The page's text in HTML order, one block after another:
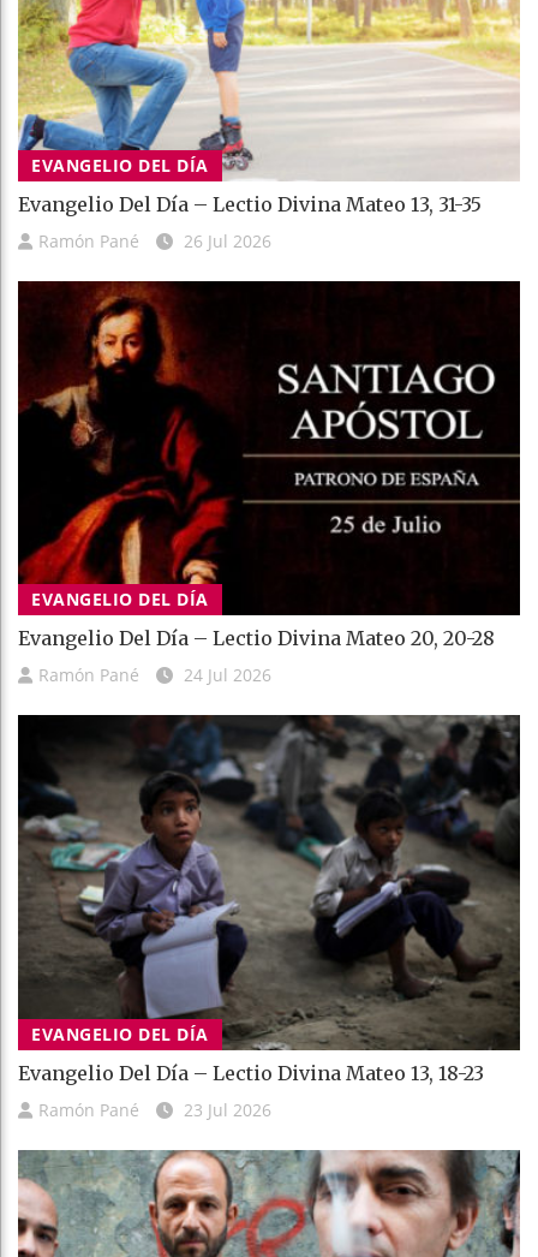
EVANGELIO DEL DÍA
Evangelio Del Día – Lectio Divina Mateo 13, 31-35
Ramón Pané 26 Jul 2026
EVANGELIO DEL DÍA
Evangelio Del Día – Lectio Divina Mateo 20, 20-28
Ramón Pané 24 Jul 2026
EVANGELIO DEL DÍA
Evangelio Del Día – Lectio Divina Mateo 13, 18-23
Ramón Pané 23 Jul 2026